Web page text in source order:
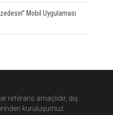
Mobil Uygulaması
referans amaçlıdır, dış
kuruluşumuz